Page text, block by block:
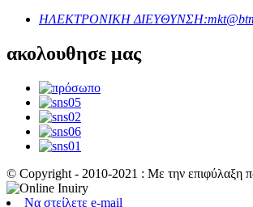
ΗΛΕΚΤΡΟΝΙΚΗ ΔΙΕΥΘΥΝΣΗ:
ακολουθησε μας
© Copyright - 2010-2021 : Με την επιφύλαξη
Να στείλετε e-mail